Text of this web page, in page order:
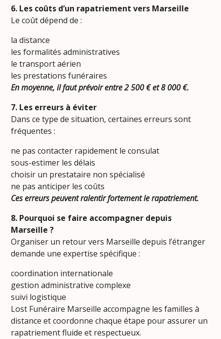
6. Les coûts d’un rapatriement vers Marseille
Le coût dépend de :
la distance
les formalités administratives
le transport aérien
les prestations funéraires
En moyenne, il faut prévoir entre 2 500 € et 8 000 €.
7. Les erreurs à éviter
Dans ce type de situation, certaines erreurs sont
fréquentes :
ne pas contacter rapidement le consulat
sous-estimer les délais
choisir un prestataire non spécialisé
ne pas anticiper les coûts
Ces erreurs peuvent ralentir fortement le rapatriement.
8. Pourquoi se faire accompagner depuis
Marseille ?
Organiser un retour vers Marseille depuis l’étranger
demande une expertise spécifique :
coordination internationale
gestion administrative complexe
suivi logistique
Lost Funéraire Marseille accompagne les familles à
distance et coordonne chaque étape pour assurer un
rapatriement fluide et respectueux.